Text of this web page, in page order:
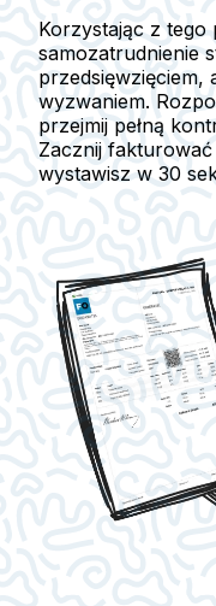
Korzystając z tego
samozatrudnienie
przedsięwzięciem,
wyzwaniem.
przejmij pełną
Zacznij fakturować
wystawisz w 30